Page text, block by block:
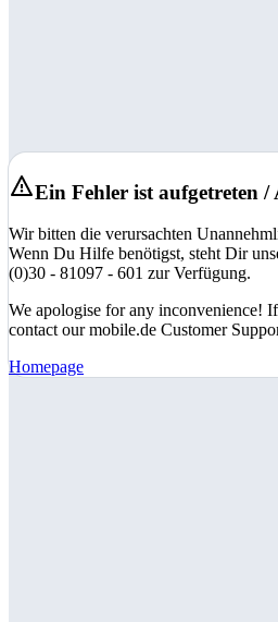
Ein Fehler ist aufgetreten
Wir bitten die verursachten
Wenn Du Hilfe benötigst, steht Dir
(0)30 - 81097 - 601 zur Verfügung.
We apologise for any inconvenience!
contact our mobile.de Customer
Homepage